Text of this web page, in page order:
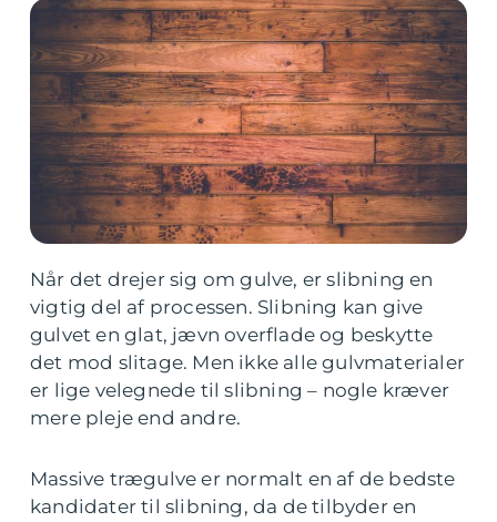
Når det drejer sig om gulve, er slibning en
vigtig del af processen. Slibning kan give
gulvet en glat, jævn overflade og beskytte
det mod slitage. Men ikke alle gulvmaterialer
er lige velegnede til slibning – nogle kræver
mere pleje end andre.
Massive trægulve er normalt en af de bedste
kandidater til slibning, da de tilbyder en